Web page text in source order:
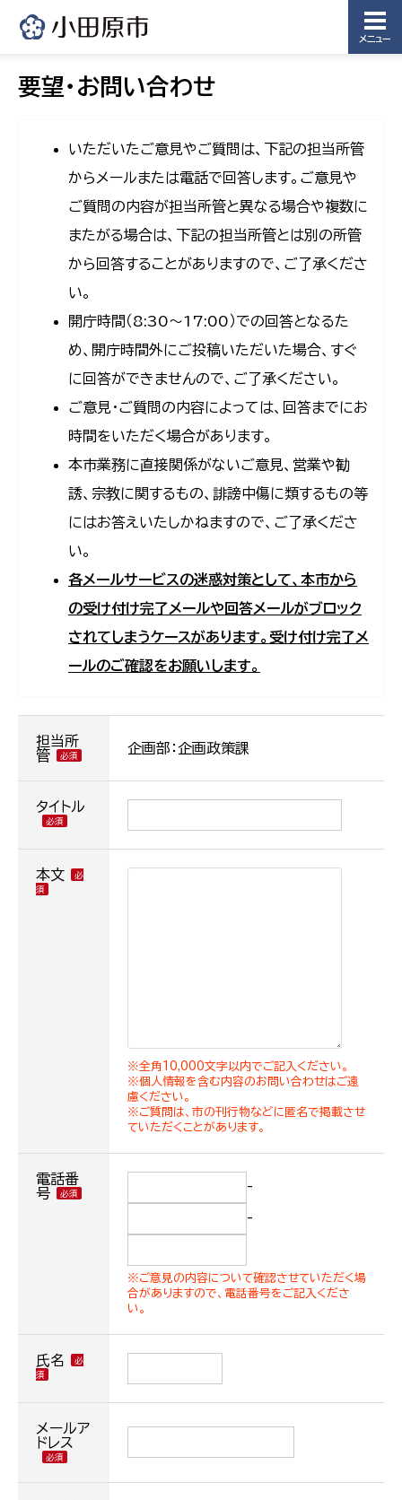
メニュー
要望・お問い合わせ
いただいたご意見やご質問は、下記の担当所管
からメールまたは電話で回答します。ご意見や
ご質問の内容が担当所管と異なる場合や複数に
またがる場合は、下記の担当所管とは別の所管
から回答することがありますので、ご了承くださ
い。
開庁時間（8:30〜17:00）での回答となるた
め、開庁時間外にご投稿いただいた場合、すぐ
に回答ができませんので、ご了承ください。
ご意見・ご質問の内容によっては、回答までにお
時間をいただく場合があります。
本市業務に直接関係がないご意見、営業や勧
誘、宗教に関するもの、誹謗中傷に類するもの等
にはお答えいたしかねますので、ご了承くださ
い。
各メールサービスの迷惑対策として、本市から
の受け付け完了メールや回答メールがブロック
されてしまうケースがあります。受け付け完了メ
ールのご確認をお願いします。
担当所
管
企画部：企画政策課
タイトル
本文
※全角10,000文字以内でご記入ください。
※個人情報を含む内容のお問い合わせはご遠
慮ください。
※ご質問は、市の刊行物などに匿名で掲載させ
ていただくことがあります。
電話番
号
-
-
※ご意見の内容について確認させていただく場
合がありますので、電話番号をご記入くださ
い。
氏名
メールア
ドレス